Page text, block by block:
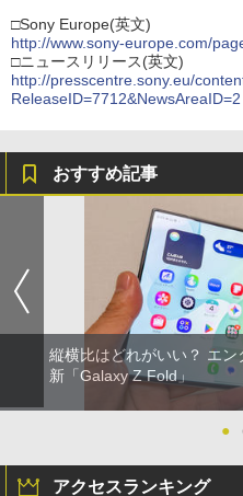
□Sony Europe(英文)
http://www.sony-europe.com/
□ニュースリリース(英文)
http://presscentre.sony.eu/
ReleaseID=7712&NewsAreaID=2
おすすめ記事
縦横比はどれがいい？ エ
新「Galaxy Z Fold」
●
アクセスランキング